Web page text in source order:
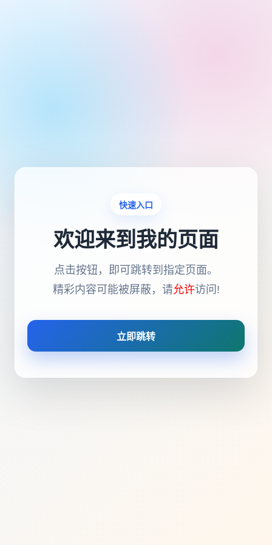
快速入口
欢迎来到我的页面
点击按钮，即可跳转到指定页面。
精彩内容可能被屏蔽，请允许访问!
立即跳转